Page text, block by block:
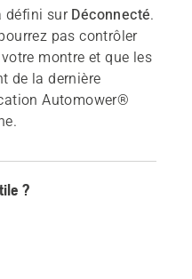
défini sur Déconnecté.
pas contrôler
montre et que les
de la dernière
Automower®
?